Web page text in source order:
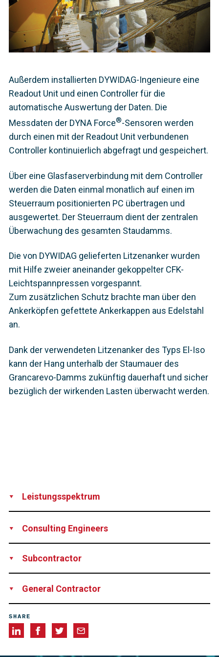
Außerdem installierten DYWIDAG-Ingenieure eine
Readout Unit und einen Controller für die
automatische Auswertung der Daten. Die
Messdaten der DYNA Force®-Sensoren werden
durch einen mit der Readout Unit verbundenen
Controller kontinuierlich abgefragt und gespeichert.
Über eine Glasfaserverbindung mit dem Controller
werden die Daten einmal monatlich auf einen im
Steuerraum positionierten PC übertragen und
ausgewertet. Der Steuerraum dient der zentralen
Überwachung des gesamten Staudamms.
Die von DYWIDAG gelieferten Litzenanker wurden
mit Hilfe zweier aneinander gekoppelter CFK-
Leichtspannpressen vorgespannt.
Zum zusätzlichen Schutz brachte man über den
Ankerköpfen gefettete Ankerkappen aus Edelstahl
an.
Dank der verwendeten Litzenanker des Typs El-Iso
kann der Hang unterhalb der Staumauer des
Grancarevo-Damms zukünftig dauerhaft und sicher
bezüglich der wirkenden Lasten überwacht werden.
Leistungsspektrum
Consulting Engineers
Subcontractor
General Contractor
SHARE